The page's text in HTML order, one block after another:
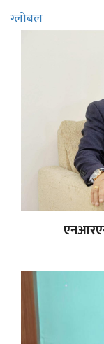
ग्लोबल